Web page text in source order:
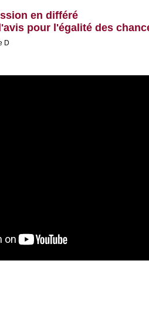
en différé
pour l'égalité des
D